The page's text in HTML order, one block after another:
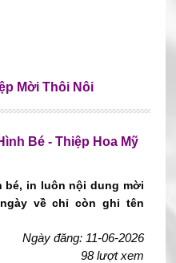
Bé - Thiệp Hoa Mỹ
in luôn nội dung mời
về chỉ còn ghi tên
Ngày đăng: 11-06-2026
98 lượt xem
Mời Thôi Nôi